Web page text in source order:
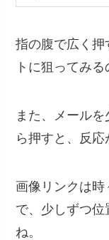
指の腹で広く
トに狙ってみ
また、メール
ら押すと、反応
画像リンクは
で、少しずつ
ね。